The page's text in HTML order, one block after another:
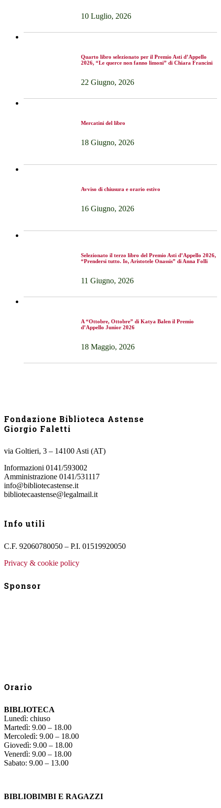
10 Luglio, 2026
Quarto libro selezionato per il Premio Asti d’Appello
2026, “Le querce non fanno limoni” di Chiara Francini
22 Giugno, 2026
Mercatini del libro
18 Giugno, 2026
Avviso di chiusura e orario estivo
16 Giugno, 2026
Selezionato il terzo libro del Premio Asti d’Appello 2026,
“Prendersi tutto. Io, Aristotele Onassis” di Anna Folli
11 Giugno, 2026
A “Ottobre, Ottobre” di Katya Balen il Premio
d’Appello Junior 2026
18 Maggio, 2026
Fondazione Biblioteca Astense
Giorgio Faletti
via Goltieri, 3 – 14100 Asti (AT)
Informazioni 0141/593002
Amministrazione 0141/531117
info@bibliotecastense.it
bibliotecaastense@legalmail.it
Info utili
C.F. 92060780050 – P.I. 01519920050
Privacy & cookie policy
Sponsor
Orario
BIBLIOTECA
Lunedì: chiuso
Martedì: 9.00 – 18.00
Mercoledì: 9.00 – 18.00
Giovedì: 9.00 – 18.00
Venerdì: 9.00 – 18.00
Sabato: 9.00 – 13.00
BIBLIOBIMBI E RAGAZZI